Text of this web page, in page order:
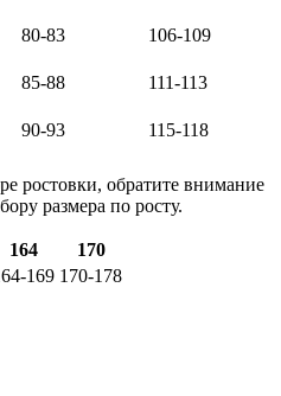
80-83 106-109
85-88 111-113
90-93 115-118
ростовки, обратите внимание
размера по росту.
164
170
169 170-178